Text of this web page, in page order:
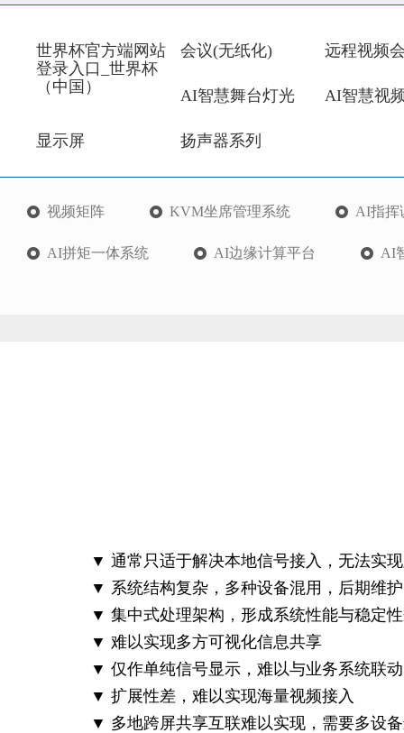
世界杯官方端网站
登录入口_世界杯
（中国）
会议(无纸化) 远程视频
AI智慧舞台灯光 AI智慧视
显示屏 扬声器系列
视频矩阵 KVM坐席管理系统 AI指挥
AI拼矩一体系统 AI边缘计算平台 AI
▼ 通常只适于解决本地信号接入，无法实
▼ 系统结构复杂，多种设备混用，后期维
▼ 集中式处理架构，形成系统性能与稳定
▼ 难以实现多方可视化信息共享
▼ 仅作单纯信号显示，难以与业务系统联动
▼ 扩展性差，难以实现海量视频接入
▼ 多地跨屏共享互联难以实现，需要多设